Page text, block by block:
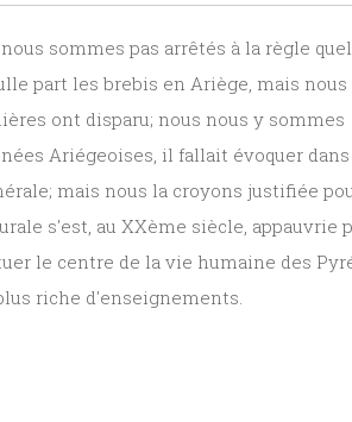
sommes pas arrêtés à la règle
part les brebis en Ariège, mais nous
ont disparu; nous nous y sommes
Ariégeoises, il fallait évoquer dans
mais nous la croyons justifiée
s'est, au XXème siècle, appauvrie
le centre de la vie humaine des
riche d'enseignements.